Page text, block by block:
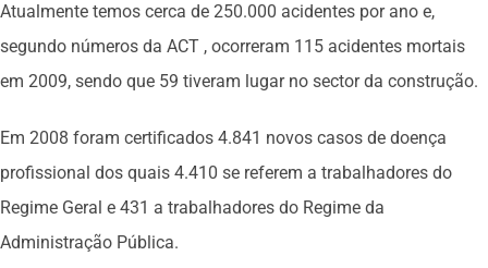
Atualmente temos cerca de 250.000 acidentes por ano e,
segundo números da ACT , ocorreram 115 acidentes mortais
em 2009, sendo que 59 tiveram lugar no sector da construção.
Em 2008 foram certificados 4.841 novos casos de doença
profissional dos quais 4.410 se referem a trabalhadores do
Regime Geral e 431 a trabalhadores do Regime da
Administração Pública.